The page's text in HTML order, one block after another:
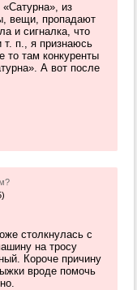
из
вещи, пропадают
и сигналка, что
т. п., я признаюсь
то там конкуренты
А вот после
столкнулась с
на тросу
Короче причину
вроде помочь